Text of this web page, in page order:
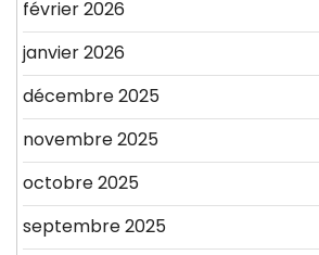
février 2026
janvier 2026
décembre 2025
novembre 2025
octobre 2025
septembre 2025